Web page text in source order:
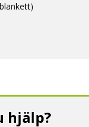
hjälp?